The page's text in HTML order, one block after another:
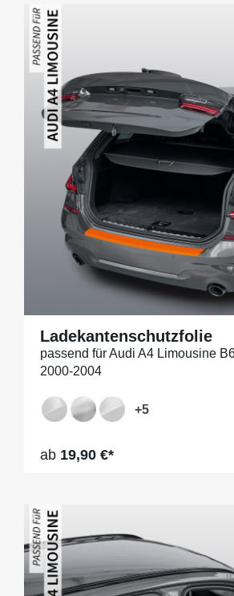
Ladekantenschutzfolie
passend für Audi A4 Limousine
2000-2004
+5
Regulärer Preis:
ab 19,90 €*